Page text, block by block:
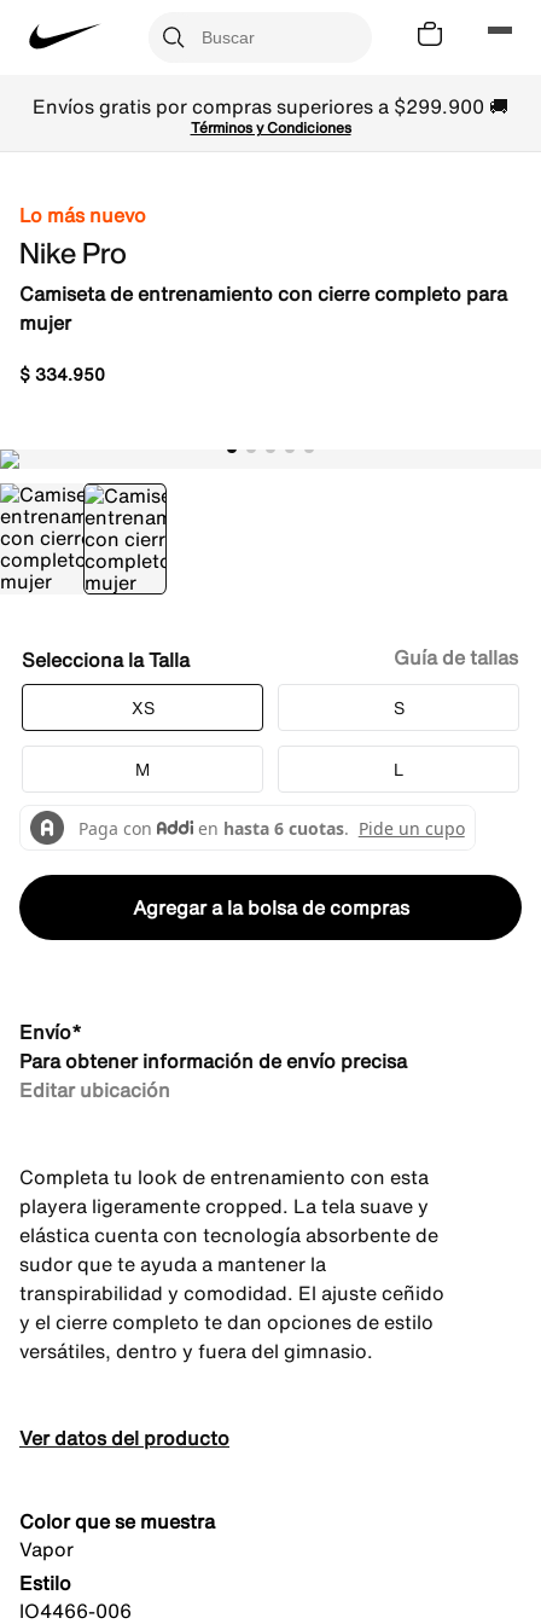
Envíos gratis por compras superiores a $299.900 🚚
Términos y Condiciones
Lo más nuevo
Nike Pro
Camiseta de entrenamiento con cierre completo para
mujer
$334.950
Talla
XS S
M L
Guía de tallas
Agregar a la bolsa de compras
Envío*
Para obtener información de envío precisa
Editar ubicación
Completa tu look de entrenamiento con esta
playera ligeramente cropped. La tela suave y
elástica cuenta con tecnología absorbente de
sudor que te ayuda a mantener la
transpirabilidad y comodidad. El ajuste ceñido
y el cierre completo te dan opciones de estilo
versátiles, dentro y fuera del gimnasio.
Ver datos del producto
Color que se muestra
Vapor
Estilo
IO4466-006